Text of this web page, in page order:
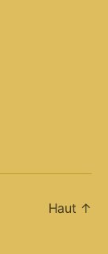
Haut ↑